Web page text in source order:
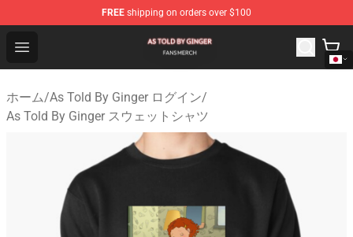
FREE shipping on orders over $100
Open menu
As Told By Ginger Shop - Official As Told By Ginger
ホーム/As Told By Ginger ログイン/
As Told By Ginger スウェットシャツ